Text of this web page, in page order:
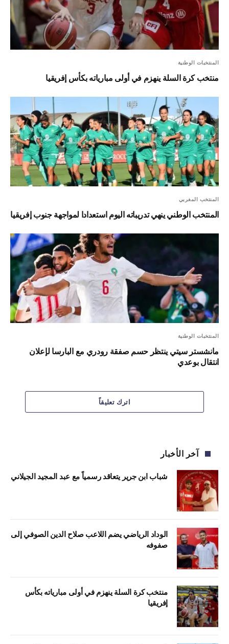
المنتخبات الوطنية
منتخب كرة السلة ينهزم في أولى مبارياته بكأس إفريقيا
المنتخب المغربي
المنتخب الوطني ينهي تدريباته اليوم استعدادا لمواجهة جنوب إفريقيا
المنتخبات الوطنية
مانشستر سيتي ينتظر حسم صفقة رودري مع البارسا لإعلان
انتقال بوعدي
اترك تعليقاً
آخر الأخبار
شباب ابن جرير يتعاقد رسمياً مع عبد المجيد الجيلاني
الوداد الرياضي يضم اللاعب صلاح الدين الصوفي إلى
صفوفه
منتخب كرة السلة ينهزم في أولى مبارياته بكأس
إفريقيا